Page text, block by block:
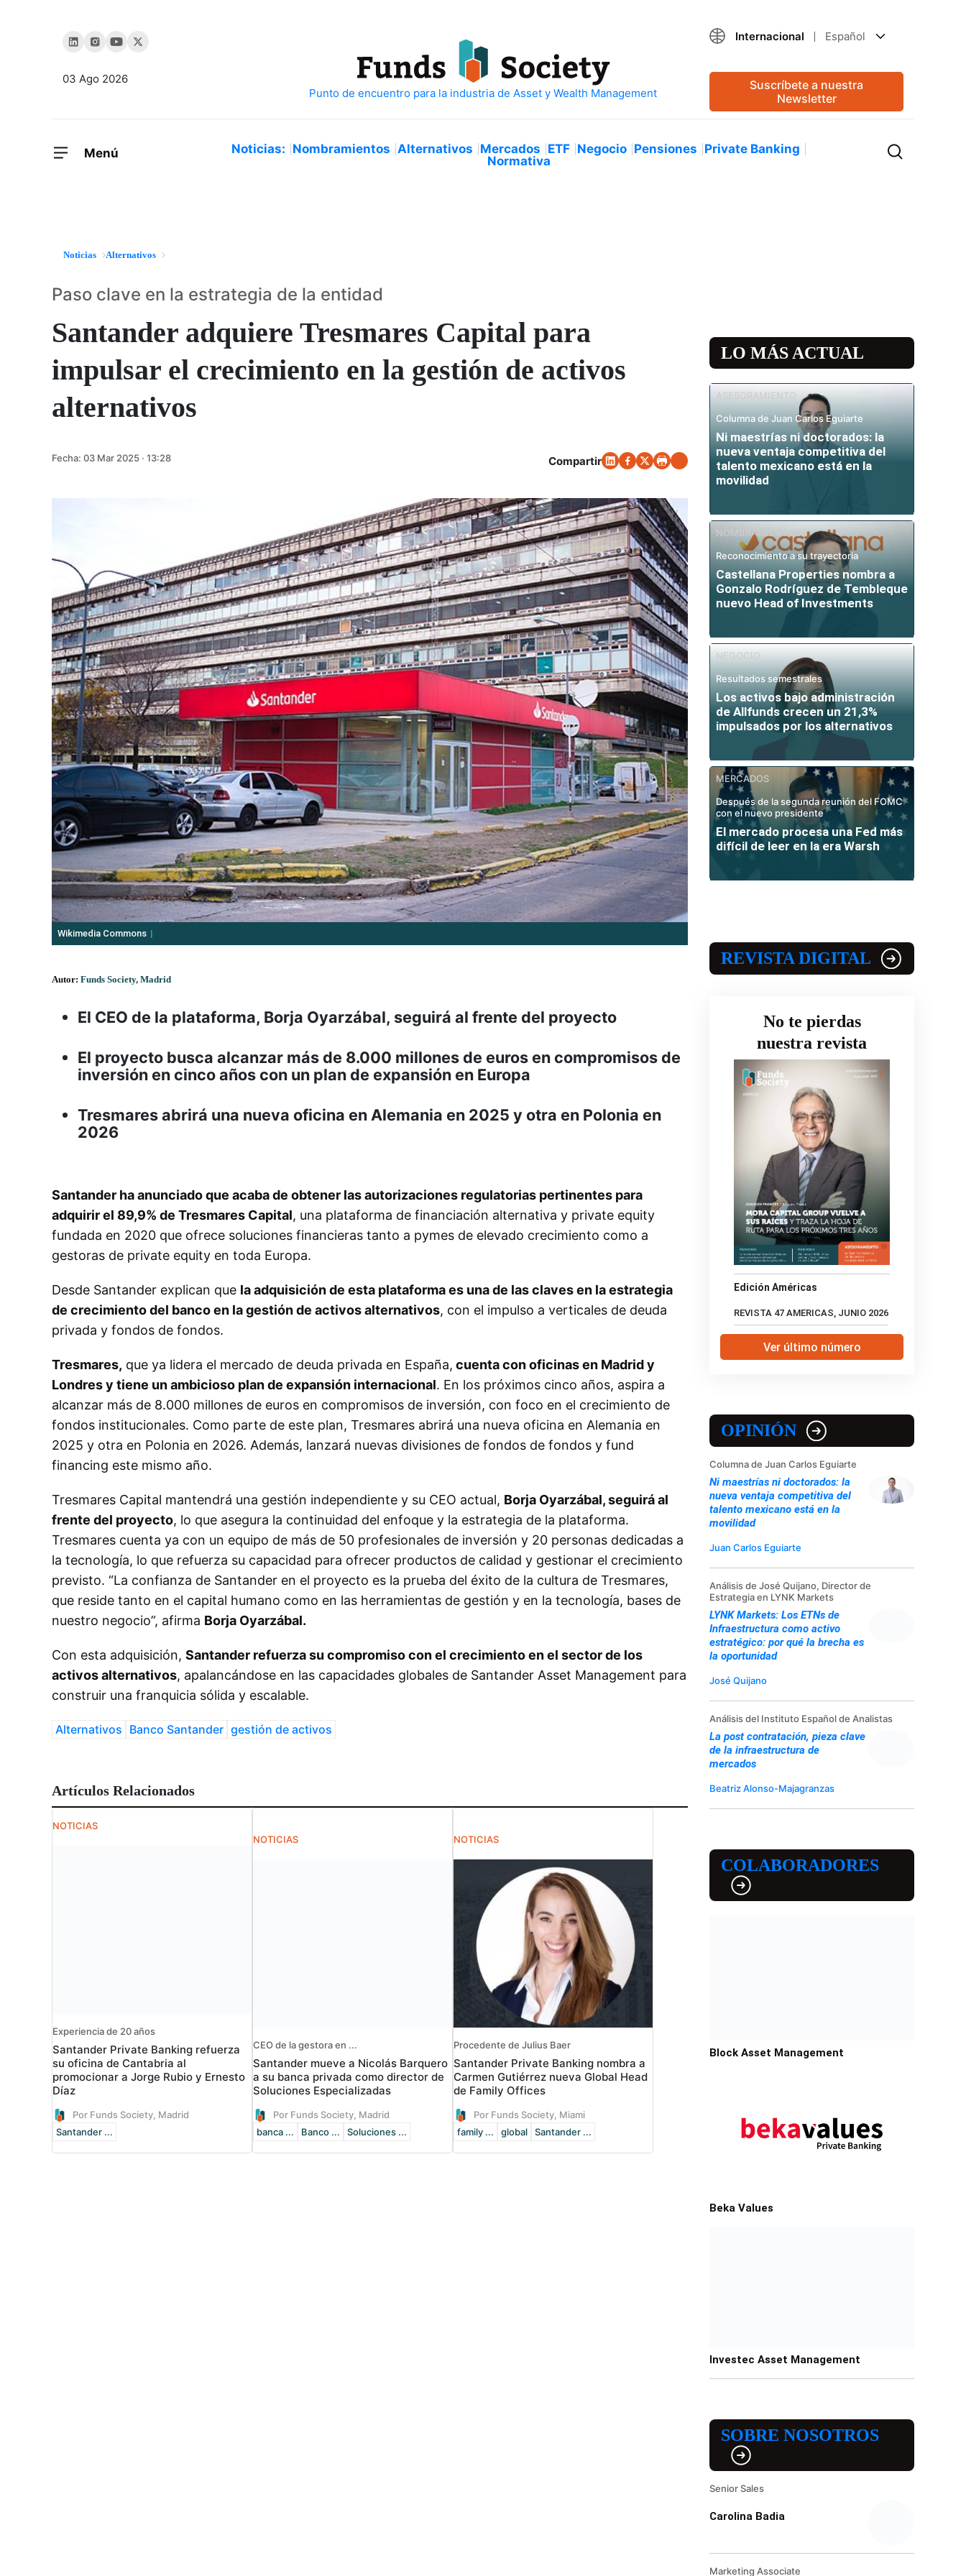
03 Ago 2026
Internacional Español
Suscríbete a nuestra
Newsletter
Menú Noticias: Nombramientos Alternativos Mercados ETF Negocio Pensiones Private Banking
Normativa
Noticias Alternativos
Santander adquiere Tresmares Capital para
impulsar el crecimiento en la gestión de activos
alternativos
Paso clave en la estrategia de la entidad
Fecha: 03 Mar 2025 · 13:28 Compartir
Wikimedia Commons
Autor: Funds Society, Madrid
El CEO de la plataforma, Borja Oyarzábal, seguirá al frente del proyecto
El proyecto busca alcanzar más de 8.000 millones de euros en compromisos de
inversión en cinco años con un plan de expansión en Europa
Tresmares abrirá una nueva oficina en Alemania en 2025 y otra en Polonia en
2026
Santander ha anunciado que acaba de obtener las autorizaciones regulatorias pertinentes para
adquirir el 89,9% de Tresmares Capital, una plataforma de financiación alternativa y private equity
fundada en 2020 que ofrece soluciones financieras tanto a pymes de elevado crecimiento como a
gestoras de private equity en toda Europa.
Desde Santander explican que la adquisición de esta plataforma es una de las claves en la estrategia
de crecimiento del banco en la gestión de activos alternativos, con el impulso a verticales de deuda
privada y fondos de fondos.
Tresmares, que ya lidera el mercado de deuda privada en España, cuenta con oficinas en Madrid y
Londres y tiene un ambicioso plan de expansión internacional. En los próximos cinco años, aspira a
alcanzar más de 8.000 millones de euros en compromisos de inversión, con foco en el crecimiento de
fondos institucionales. Como parte de este plan, Tresmares abrirá una nueva oficina en Alemania en
2025 y otra en Polonia en 2026. Además, lanzará nuevas divisiones de fondos de fondos y fund
financing este mismo año.
Tresmares Capital mantendrá una gestión independiente y su CEO actual, Borja Oyarzábal, seguirá al
frente del proyecto, lo que asegura la continuidad del enfoque y la estrategia de la plataforma.
Tresmares cuenta ya con un equipo de más de 50 profesionales de inversión y 20 personas dedicadas a
la tecnología, lo que refuerza su capacidad para ofrecer productos de calidad y gestionar el crecimiento
previsto. “La confianza de Santander en el proyecto es la prueba del éxito de la cultura de Tresmares,
que reside tanto en el capital humano como en las herramientas de gestión y en la tecnología, bases de
nuestro negocio”, afirma Borja Oyarzábal.
Con esta adquisición, Santander refuerza su compromiso con el crecimiento en el sector de los
activos alternativos, apalancándose en las capacidades globales de Santander Asset Management para
construir una franquicia sólida y escalable.
Alternativos Banco Santander gestión de activos
Artículos Relacionados
NOTICIAS
Experiencia de 20 años
Santander Private Banking refuerza
su oficina de Cantabria al
promocionar a Jorge Rubio y Ernesto
Díaz
Por Funds Society, Madrid
Santander ...
NOTICIAS
CEO de la gestora en ...
Santander mueve a Nicolás Barquero
a su banca privada como director de
Soluciones Especializadas
Por Funds Society, Madrid
banca ...
Banco ... Soluciones ...
NOTICIAS
Procedente de Julius Baer
Santander Private Banking nombra a
Carmen Gutiérrez nueva Global Head
de Family Offices
Por Funds Society, Miami
family ...
global Santander ...
LO MÁS ACTUAL
ASESORAMIENTO
Columna de Juan Carlos Eguiarte
Ni maestrías ni doctorados: la
nueva ventaja competitiva del
talento mexicano está en la
movilidad
NOMBRAMIENTOS
Reconocimiento a su trayectoria
Castellana Properties nombra a
Gonzalo Rodríguez de Tembleque
nuevo Head of Investments
NEGOCIO
Resultados semestrales
Los activos bajo administración
de Allfunds crecen un 21,3%
impulsados por los alternativos
MERCADOS
Después de la segunda reunión del FOMC
con el nuevo presidente
El mercado procesa una Fed más
difícil de leer en la era Warsh
REVISTA DIGITAL
No te pierdas
nuestra revista
Edición Américas
REVISTA 47 AMERICAS, JUNIO 2026
Ver último número
OPINIÓN
Columna de Juan Carlos Eguiarte
Ni maestrías ni doctorados: la
nueva ventaja competitiva del
talento mexicano está en la
movilidad
Juan Carlos Eguiarte
Análisis de José Quijano, Director de
Estrategia en LYNK Markets
LYNK Markets: Los ETNs de
Infraestructura como activo
estratégico: por qué la brecha es
la oportunidad
José Quijano
Análisis del Instituto Español de Analistas
La post contratación, pieza clave
de la infraestructura de
mercados
Beatriz Alonso-Majagranzas
COLABORADORES
Block Asset Management
Beka Values
Investec Asset Management
SOBRE NOSOTROS
Senior Sales
Carolina Badia
Marketing Associate